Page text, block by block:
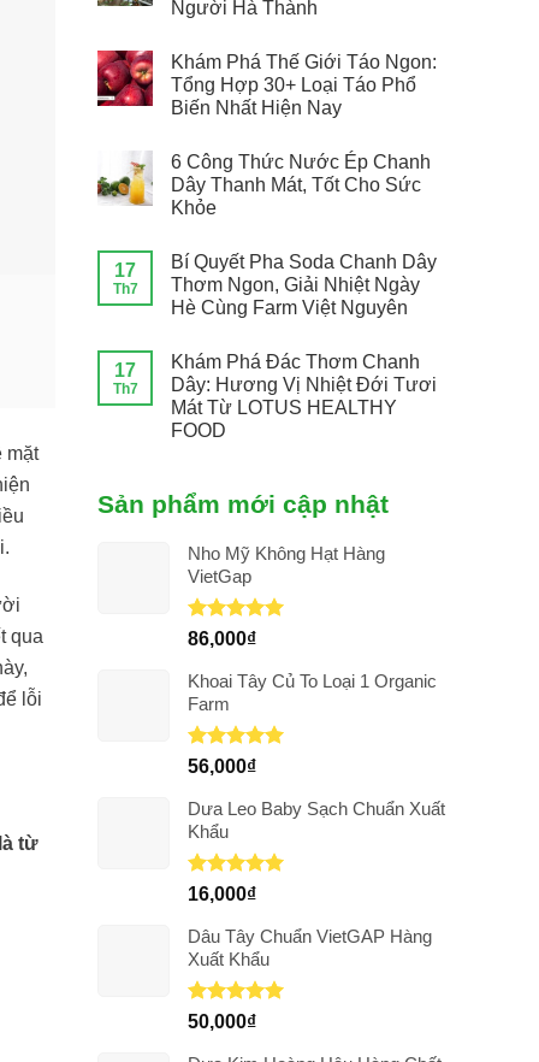
mặt
qua
lỗi
từ
Người Hà Thành
Khám Phá Thế Giới Táo Ngon:
Tổng Hợp 30+ Loại Táo Phổ
Biến Nhất Hiện Nay
6 Công Thức Nước Ép Chanh
Dây Thanh Mát, Tốt Cho Sức
Khỏe
17
Th7
Bí Quyết Pha Soda Chanh Dây
Thơm Ngon, Giải Nhiệt Ngày
Hè Cùng Farm Việt Nguyên
17
Th7
Khám Phá Đác Thơm Chanh
Dây: Hương Vị Nhiệt Đới Tươi
Mát Từ LOTUS HEALTHY
FOOD
Sản phẩm mới cập nhật
Nho Mỹ Không Hạt Hàng
VietGap
Được xếp
5 sao
86,000₫
Khoai Tây Củ To Loại 1 Organic
Farm
Được xếp
5 sao
56,000₫
Dưa Leo Baby Sạch Chuẩn Xuất
Khẩu
Được xếp
5 sao
16,000₫
Dâu Tây Chuẩn VietGAP Hàng
Xuất Khẩu
Được xếp
5 sao
50,000₫